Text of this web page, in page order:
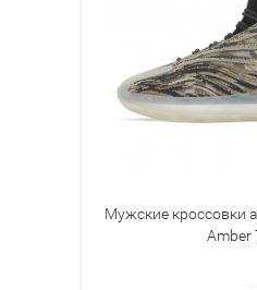
Мужские кроссовки
Amber